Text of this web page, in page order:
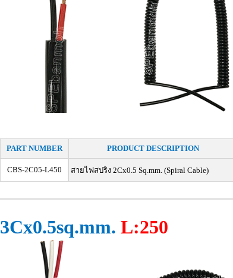
PART NUMBER PRODUCT DESCRIPTION
CBS-2C05-L450 สายไฟสปริง 2Cx0.5 Sq.mm. (Spiral Cable)
3Cx0.5sq.mm. L:250